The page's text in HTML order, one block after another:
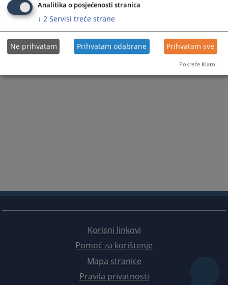
Korisni linkovi
Pomoć za korištenje
Mapa stranice
Pravila privatnosti
Analitika o posjećenosti stranica
↓ 2 Servisi treće strane
Ne prihvatam Prihvatam odabrane Prihvatam sve
Pokreće Klaro!